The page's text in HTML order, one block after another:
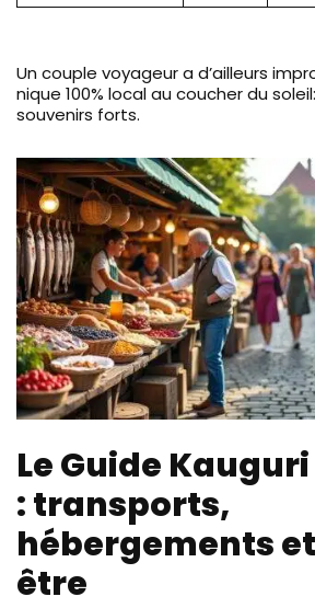
Un couple voyageur a d’ailleurs
nique 100% local au coucher du
souvenirs forts.
Le Guide
: transports,
hébergements
être